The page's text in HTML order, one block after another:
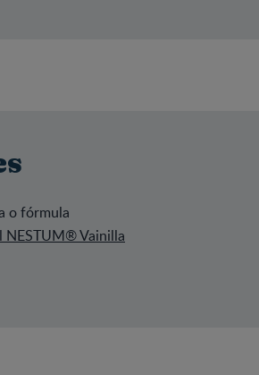
o fórmula
NESTUM® Vainilla